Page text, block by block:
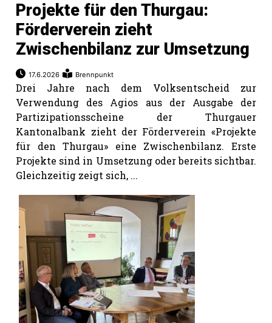
Projekte für den Thurgau:
Förderverein zieht
Zwischenbilanz zur Umsetzung
17.6.2026 Brennpunkt
Drei Jahre nach dem Volksentscheid zur
Verwendung des Agios aus der Ausgabe der
Partizipationsscheine der Thurgauer
Kantonalbank zieht der Förderverein «Projekte
für den Thurgau» eine Zwischenbilanz. Erste
Projekte sind in Umsetzung oder bereits sichtbar.
Gleichzeitig zeigt sich, ...